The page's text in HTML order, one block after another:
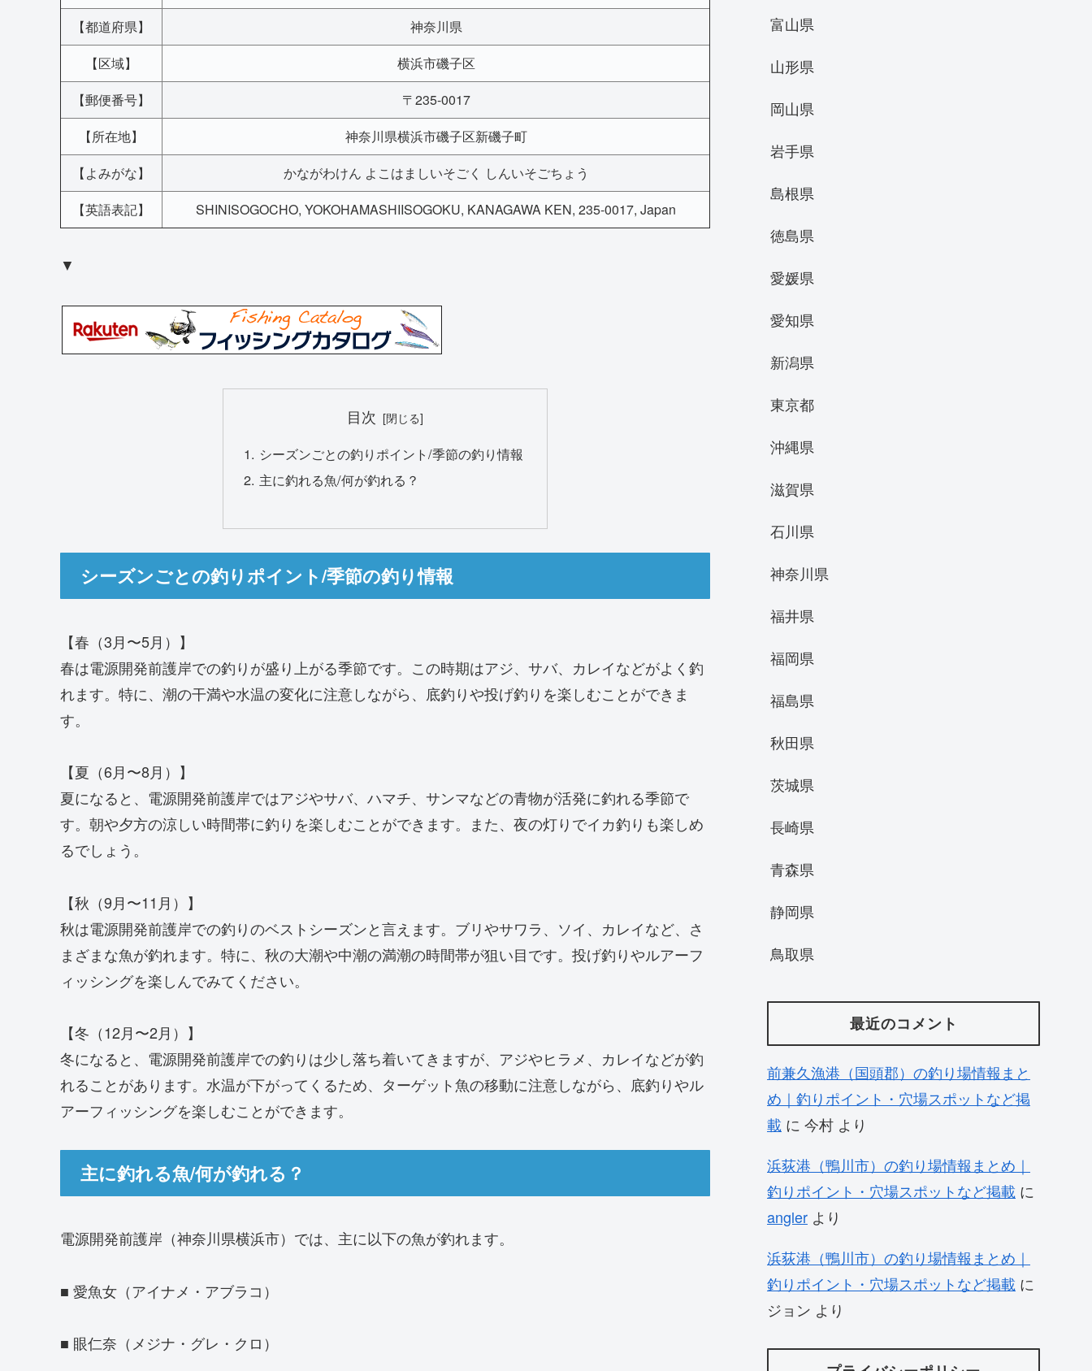
【都道府県】
神奈川県
【区域】
横浜市磯子区
【郵便番号】
〒235-0017
【所在地】
神奈川県横浜市磯子区新磯子町
【よみがな】
かながわけん よこはましいそごく しんいそごちょう
【英語表記】
SHINISOGOCHO, YOKOHAMASHIISOGOKU, KANAGAWA KEN, 235-0017, Japan
▼
目次
シーズンごとの釣りポイント/季節の釣り情報
主に釣れる魚/何が釣れる？
シーズンごとの釣りポイント/季節の釣り情報
【春（3月〜5月）】
春は電源開発前護岸での釣りが盛り上がる季節です。この時期はアジ、サバ、カレイなどがよく釣
れます。特に、潮の干満や水温の変化に注意しながら、底釣りや投げ釣りを楽しむことができま
す。
【夏（6月〜8月）】
夏になると、電源開発前護岸ではアジやサバ、ハマチ、サンマなどの青物が活発に釣れる季節で
す。朝や夕方の涼しい時間帯に釣りを楽しむことができます。また、夜の灯りでイカ釣りも楽しめ
るでしょう。
【秋（9月〜11月）】
秋は電源開発前護岸での釣りのベストシーズンと言えます。ブリやサワラ、ソイ、カレイなど、さ
まざまな魚が釣れます。特に、秋の大潮や中潮の満潮の時間帯が狙い目です。投げ釣りやルアーフ
ィッシングを楽しんでみてください。
【冬（12月〜2月）】
冬になると、電源開発前護岸での釣りは少し落ち着いてきますが、アジやヒラメ、カレイなどが釣
れることがあります。水温が下がってくるため、ターゲット魚の移動に注意しながら、底釣りやル
アーフィッシングを楽しむことができます。
主に釣れる魚/何が釣れる？
電源開発前護岸（神奈川県横浜市）では、主に以下の魚が釣れます。
■ 愛魚女（アイナメ・アブラコ）
■ 眼仁奈（メジナ・グレ・クロ）
富山県
山形県
岡山県
岩手県
島根県
徳島県
愛媛県
愛知県
新潟県
東京都
沖縄県
滋賀県
石川県
神奈川県
福井県
福岡県
福島県
秋田県
茨城県
長崎県
青森県
静岡県
鳥取県
最近のコメント
前兼久漁港（国頭郡）の釣り場情報まと
め｜釣りポイント・穴場スポットなど掲
載 に 今村 より
浜荻港（鴨川市）の釣り場情報まとめ｜
釣りポイント・穴場スポットなど掲載 に
angler より
浜荻港（鴨川市）の釣り場情報まとめ｜
釣りポイント・穴場スポットなど掲載 に
ジョン より